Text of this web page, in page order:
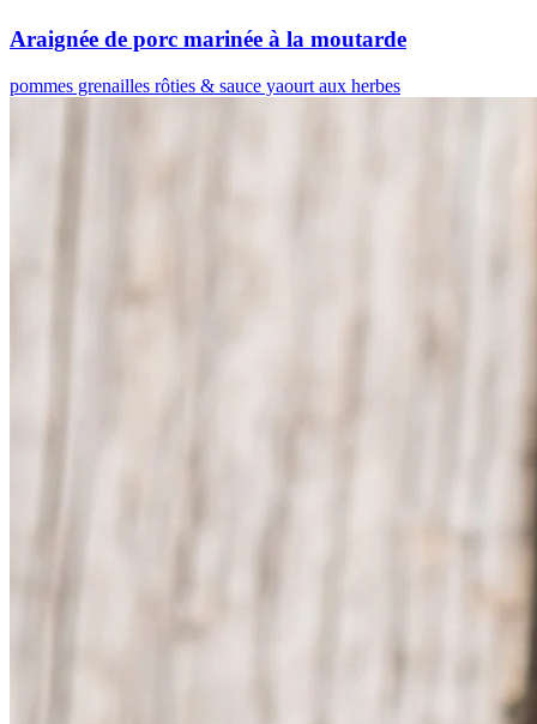
Araignée de porc marinée à la moutarde
pommes grenailles rôties & sauce yaourt aux herbes